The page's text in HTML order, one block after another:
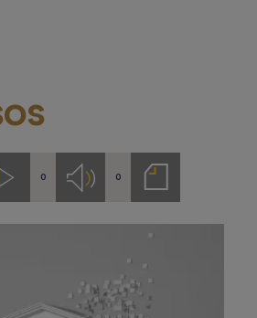
Videos
0 Audios
0
Notas
de
prensa